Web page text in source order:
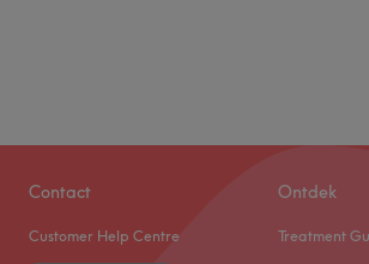
Contact
Customer Help Centre
Ontdek
Treatment